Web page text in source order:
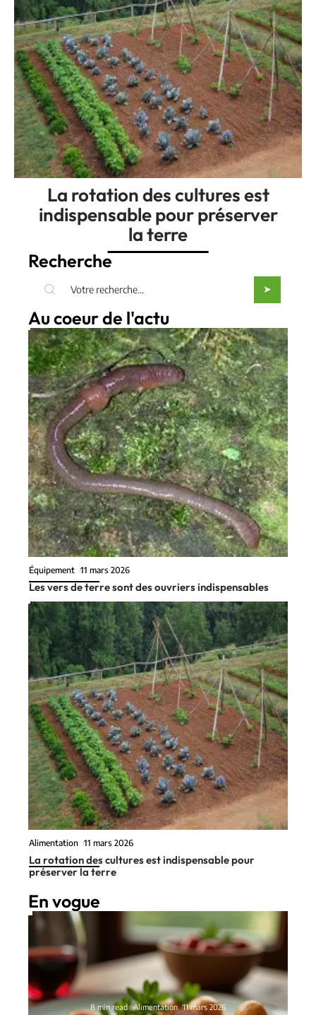
La rotation des cultures est
indispensable pour préserver
la terre
Recherche
Au coeur de l'actu
Équipement 11 mars 2026
Les vers de terre sont des ouvriers indispensables
Alimentation 11 mars 2026
La rotation des cultures est indispensable pour
préserver la terre
En vogue
8 min read Alimentation 11 mars 2026